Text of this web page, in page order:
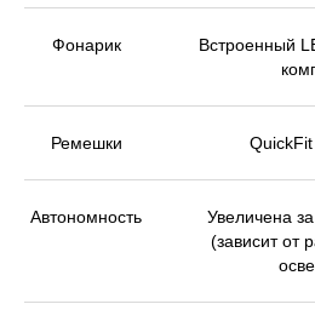
Фонарик
Встроенный
Ремешки
Автономность
Увеличена
(зависит от